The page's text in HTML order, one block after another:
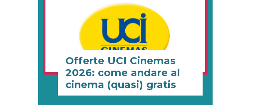
Offerte UCI Cinemas
2026: come andare al
cinema (quasi) gratis